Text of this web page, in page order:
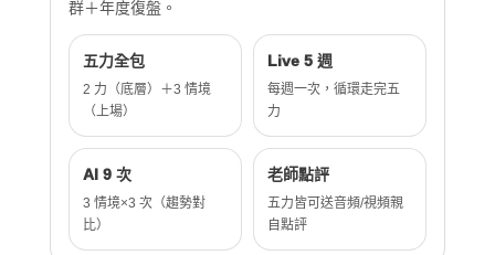
群＋年度復盤。
五力全包
2 力（底層）＋3 情境
（上場）
Live 5 週
每週一次，循環走完五
力
AI 9 次
3 情境×3 次（趨勢對
比）
老師點評
五力皆可送音頻/視頻親
自點評